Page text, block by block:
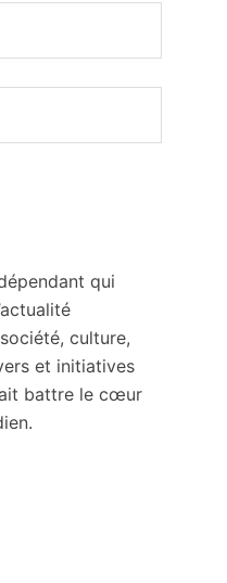
qui
culture,
et initiatives
battre le cœur